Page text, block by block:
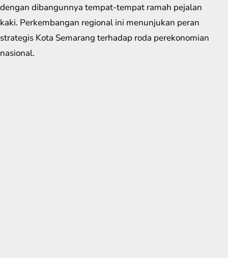
dengan dibangunnya tempat-tempat ramah pejalan
kaki. Perkembangan regional ini menunjukan peran
strategis Kota Semarang terhadap roda perekonomian
nasional.